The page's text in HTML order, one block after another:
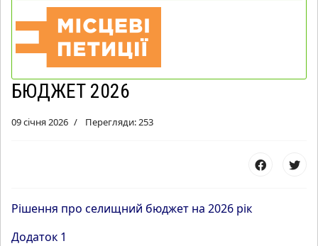
БЮДЖЕТ 2026
09 січня 2026 Перегляди: 253
Рішення про селищний бюджет на 2026 рік
Додаток 1